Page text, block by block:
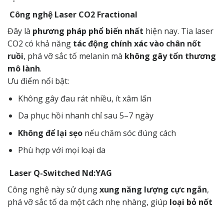
Công nghệ Laser CO2 Fractional
Đây là phương pháp phổ biến nhất hiện nay. Tia laser
CO2 có khả năng tác động chính xác vào chân nốt
ruồi, phá vỡ sắc tố melanin mà không gây tổn thương
mô lành.
Ưu điểm nổi bật:
Không gây đau rát nhiều, ít xâm lấn
Da phục hồi nhanh chỉ sau 5–7 ngày
Không để lại sẹonếu chăm sóc đúng cách
Phù hợp với mọi loại da
Laser Q-Switched Nd:YAG
Công nghệ này sử dụngxung năng lượng cực ngắn,
phá vỡ sắc tố da một cách nhẹ nhàng, giúp loại bỏ nốt